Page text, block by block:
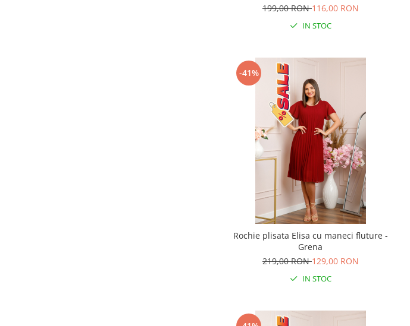
199,00 RON116,00 RON
IN STOC
-41%
Rochie plisata Elisa cu maneci fluture -
Grena
219,00 RON129,00 RON
IN STOC